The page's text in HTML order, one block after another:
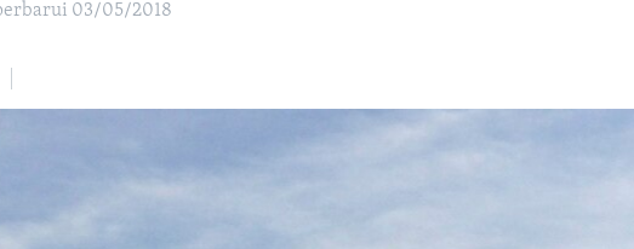
03/05/2018